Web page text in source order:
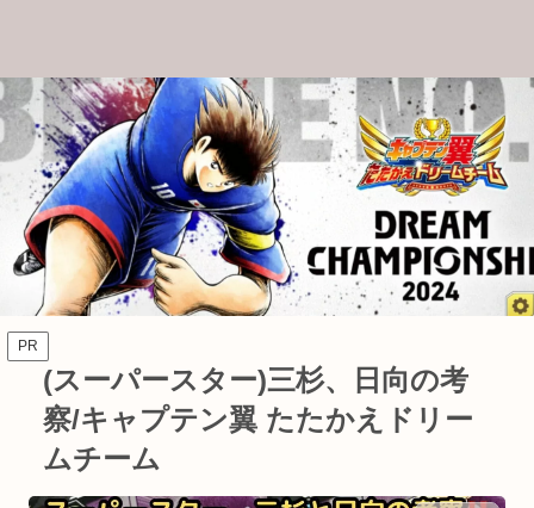
PR
(スーパースター)三杉、日向の考
察/キャプテン翼 たたかえドリー
ムチーム